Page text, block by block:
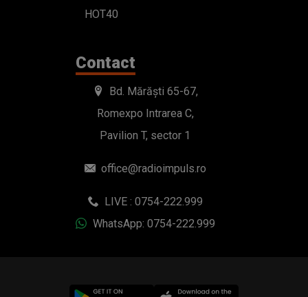
HOT40
Contact
Bd. Mărăști 65-67,
Romexpo Intrarea C,
Pavilion T, sector 1
office@radioimpuls.ro
LIVE : 0754-222.999
WhatsApp: 0754-222.999